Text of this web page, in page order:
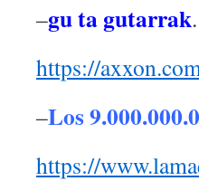
–gu ta gutarrak.
https://
–Los
https://